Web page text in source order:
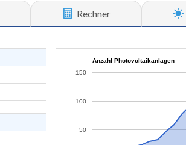
Rechner
Anzahl Photovoltaikanlagen
50
100
150